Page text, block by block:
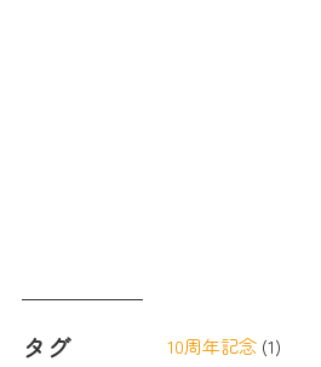
タグ 10周年記念 (1)